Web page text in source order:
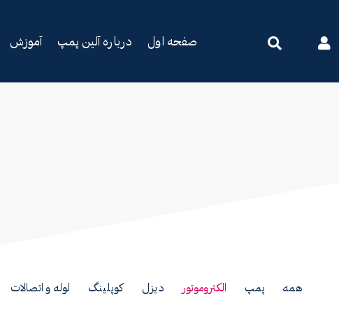
صفحه اول درباره آلین پمپ آموزش
همه پمپ الکتروموتور دیزل کوپلینگ لوله و اتصالات